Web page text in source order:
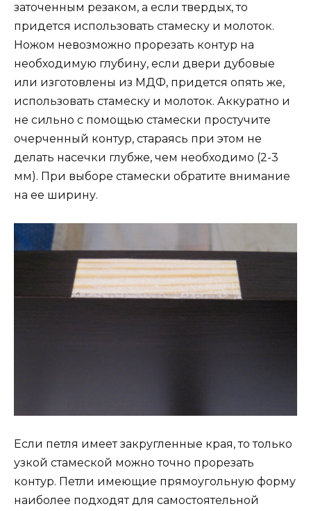
заточенным резаком, а если твердых, то
придется использовать стамеску и молоток.
Ножом невозможно прорезать контур на
необходимую глубину, если двери дубовые
или изготовлены из МДФ, придется опять же,
использовать стамеску и молоток. Аккуратно и
не сильно с помощью стамески простучите
очерченный контур, стараясь при этом не
делать насечки глубже, чем необходимо (2-3
мм). При выборе стамески обратите внимание
на ее ширину.
Если петля имеет закругленные края, то только
узкой стамеской можно точно прорезать
контур. Петли имеющие прямоугольную форму
наиболее подходят для самостоятельной